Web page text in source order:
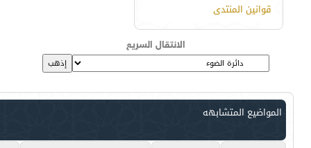
قوانين المنتدى
الانتقال السريع
المواضيع المتشابهه